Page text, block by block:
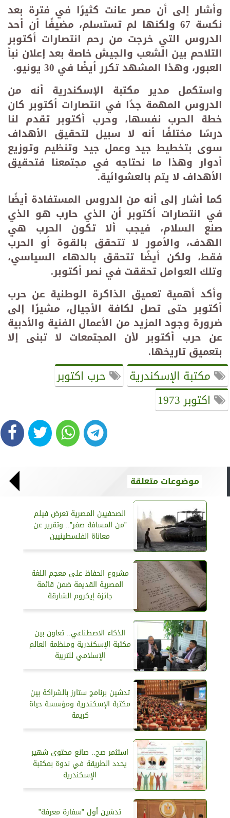
وأشار إلى أن مصر عانت كثيرًا في فترة بعد
نكسة 67 ولكنها لم تستسلم، مضيفًا أن أحد
الدروس التي خرجت من رحم انتصارات أكتوبر
التلاحم بين الشعب والجيش خاصة بعد إعلان نبأ
العبور، وهذا المشهد تكرر أيضًا في 30 يونيو
.
واستكمل مدير مكتبة الإسكندرية أنه من
الدروس المهمة جدًا في انتصارات أكتوبر كان
خطة الحرب نفسها، وحرب أكتوبر تقدم لنا
درسًا مختلفًا أنه لا سبيل لتحقيق الأهداف
سوى بتخطيط جيد وعمل جيد وتنظيم وتوزيع
أدوار وهذا ما نحتاجه في مجتمعنا فتحقيق
الأهداف لا يتم بالعشوائية.
كما أشار إلى أنه من الدروس المستفادة أيضًا
في انتصارات أكتوبر أن الذي حارب هو الذي
صنع السلام، فيجب ألا تكون الحرب هي
الهدف، والأمور لا تتحقق بالقوة أو الحرب
فقط، ولكن أيضًا تتحقق بالدهاء السياسي،
وتلك العوامل تحققت في نصر أكتوبر.
وأكد أهمية تعميق الذاكرة الوطنية عن حرب
أكتوبر حتى تصل لكافة الأجيال، مشيرًا إلى
ضرورة وجود المزيد من الأعمال الفنية والأدبية
عن حرب أكتوبر لأن المجتمعات لا تبنى إلا
بتعميق تاريخها.
مكتبة الإسكندرية
حرب اكتوبر
اكتوبر 1973
موضوعات متعلقة
الصحفيين المصرية تعرض فيلم
”من المسافة صفر”.. وتقرير عن
معاناة الفلسطينيين
مشروع الحفاظ على معجم اللغة
المصرية القديمة ضمن قائمة
جائزة إيكروم الشارقة
الذكاء الاصطناعي.. تعاون بين
مكتبة الإسكندرية ومنظمة العالم
الإسلامي للتربية
تدشين برنامج ستارز بالشراكة بين
مكتبة الإسكندرية ومؤسسة حياة
كريمة
استثمر صح.. صانع محتوى شهير
يحدد الطريقة في ندوة بمكتبة
الإسكندرية
تدشين أول ”سفارة معرفة”